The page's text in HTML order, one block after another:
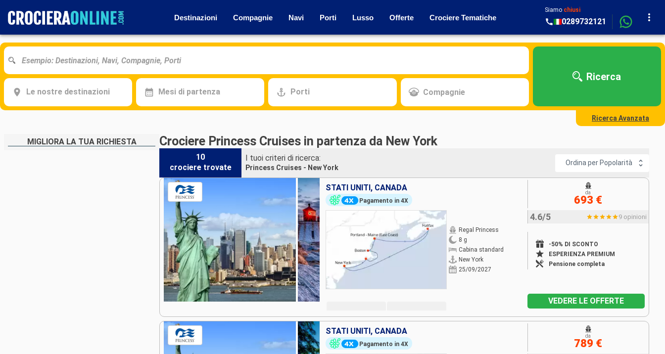
Destinazioni Compagnie Navi Porti Lusso Offerte Crociere Tematiche
Siamo chiusi
0289732121
Le nostre destinazioni Mesi di partenza Porti Compagnie
Ricerca
Ricerca Avanzata
MIGLIORA LA TUA RICHIESTA Crociere Princess Cruises in partenza da New York
10
crociere trovate
I tuoi criteri di ricerca:
Princess Cruises - New York
Ordina per Popolarità
STATI UNITI, CANADA
Pagamento in 4X
Regal Princess
8 g
Cabina standard
New York
25/09/2027
4.6/5 9 opinioni
-50% DI SCONTO
ESPERIENZA PREMIUM
Pensione completa
da
693 €
VEDERE LE OFFERTE
STATI UNITI, CANADA
Pagamento in 4X
da
789 €